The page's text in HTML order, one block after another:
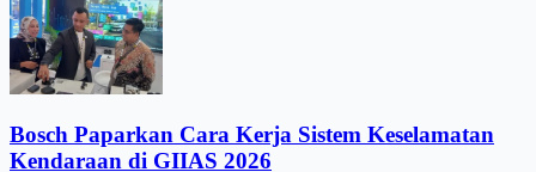
Bosch Paparkan Cara Kerja Sistem Keselamatan
Kendaraan di GIIAS 2026